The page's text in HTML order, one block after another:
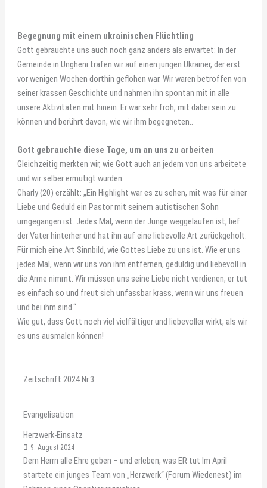
Begegnung mit einem ukrainischen Flüchtling
Gott gebrauchte uns auch noch ganz anders als erwartet: In der
Gemeinde in Ungheni trafen wir auf einen jungen Ukrainer, der erst
vor wenigen Wochen dorthin geflohen war. Wir waren betroffen von
seiner krassen Geschichte und nahmen ihn spontan mit in alle
unsere Aktivitäten mit hinein. Er war sehr froh, mit dabei sein zu
können und berührt davon, wie wir ihm begegneten..
Gott gebrauchte diese Tage, um an uns zu arbeiten
Gleichzeitig merkten wir, wie Gott auch an jedem von uns arbeitete
und wir selber ermutigt wurden.
Charly (20) erzählt: „Ein Highlight war es zu sehen, mit was für einer
Liebe und Geduld ein Pastor mit seinem autistischen Sohn
umgegangen ist. Jedes Mal, wenn der Junge weggelaufen ist, lief
der Vater hinterher und hat ihn auf eine liebevolle Art zurückgeholt.
Für mich eine Art Sinnbild, wie Gottes Liebe zu uns ist. Wie er uns
jedes Mal, wenn wir uns von ihm entfernen, geduldig und liebevoll in
die Arme nimmt. Wir müssen uns seine Liebe nicht verdienen, er tut
es einfach so und freut sich unfassbar krass, wenn wir uns freuen
und bei ihm sind.“
Wie gut, dass Gott noch viel vielfältiger und liebevoller wirkt, als wir
es uns ausmalen können!
Zeitschrift 2024 Nr.3
Evangelisation
Herzwerk-Einsatz
9. August 2024
Dem Herrn alle Ehre geben – und erleben, was ER tut Im April
startete ein junges Team von „Herzwerk“ (Forum Wiedenest) im